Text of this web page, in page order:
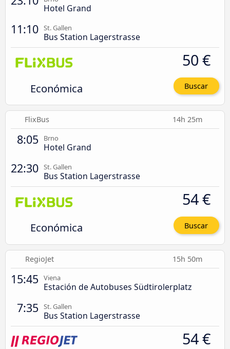
Hotel Grand
11:10 St. Gallen
Bus Station Lagerstrasse
Económica
50 €
Buscar
FlixBus 14h 25m
8:05 Brno
Hotel Grand
22:30 St. Gallen
Bus Station Lagerstrasse
Económica
54 €
Buscar
RegioJet 15h 50m
15:45 Viena
Estación de Autobuses Südtirolerplatz
7:35 St. Gallen
Bus Station Lagerstrasse
54 €